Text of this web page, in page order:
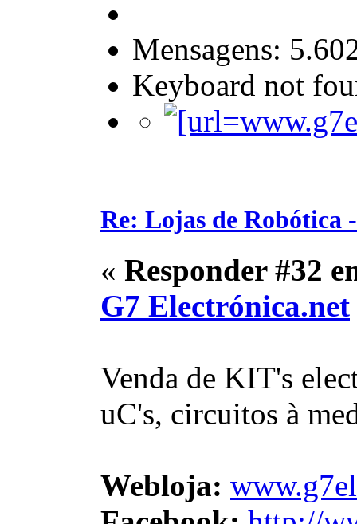
Mensagens:
Keyboard not
Re: Lojas de Robótica
« Responder #32
G7 Electrónica.net
Venda de KIT's
uC's, circuitos à
Webloja: